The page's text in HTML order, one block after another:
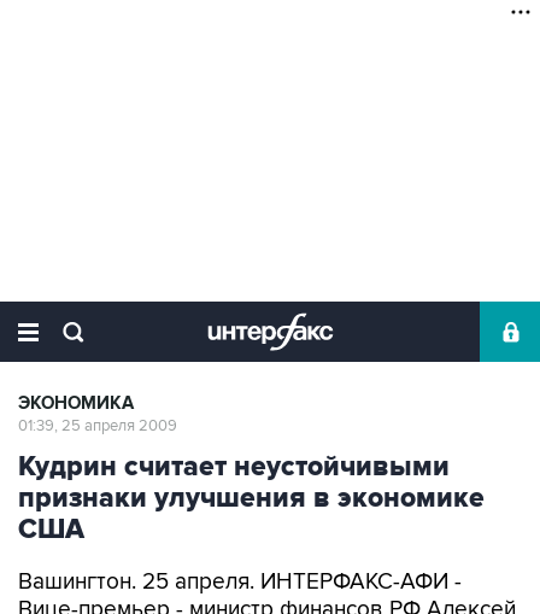
ЭКОНОМИКА
01:39, 25 апреля 2009
Кудрин считает неустойчивыми
признаки улучшения в экономике
США
Вашингтон. 25 апреля. ИНТЕРФАКС-АФИ -